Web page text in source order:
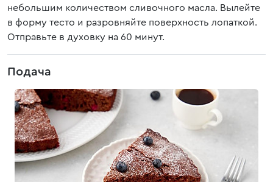
небольшим количеством сливочного масла. Вылейте
в форму тесто и разровняйте поверхность лопаткой.
Отправьте в духовку на 60 минут.
Подача